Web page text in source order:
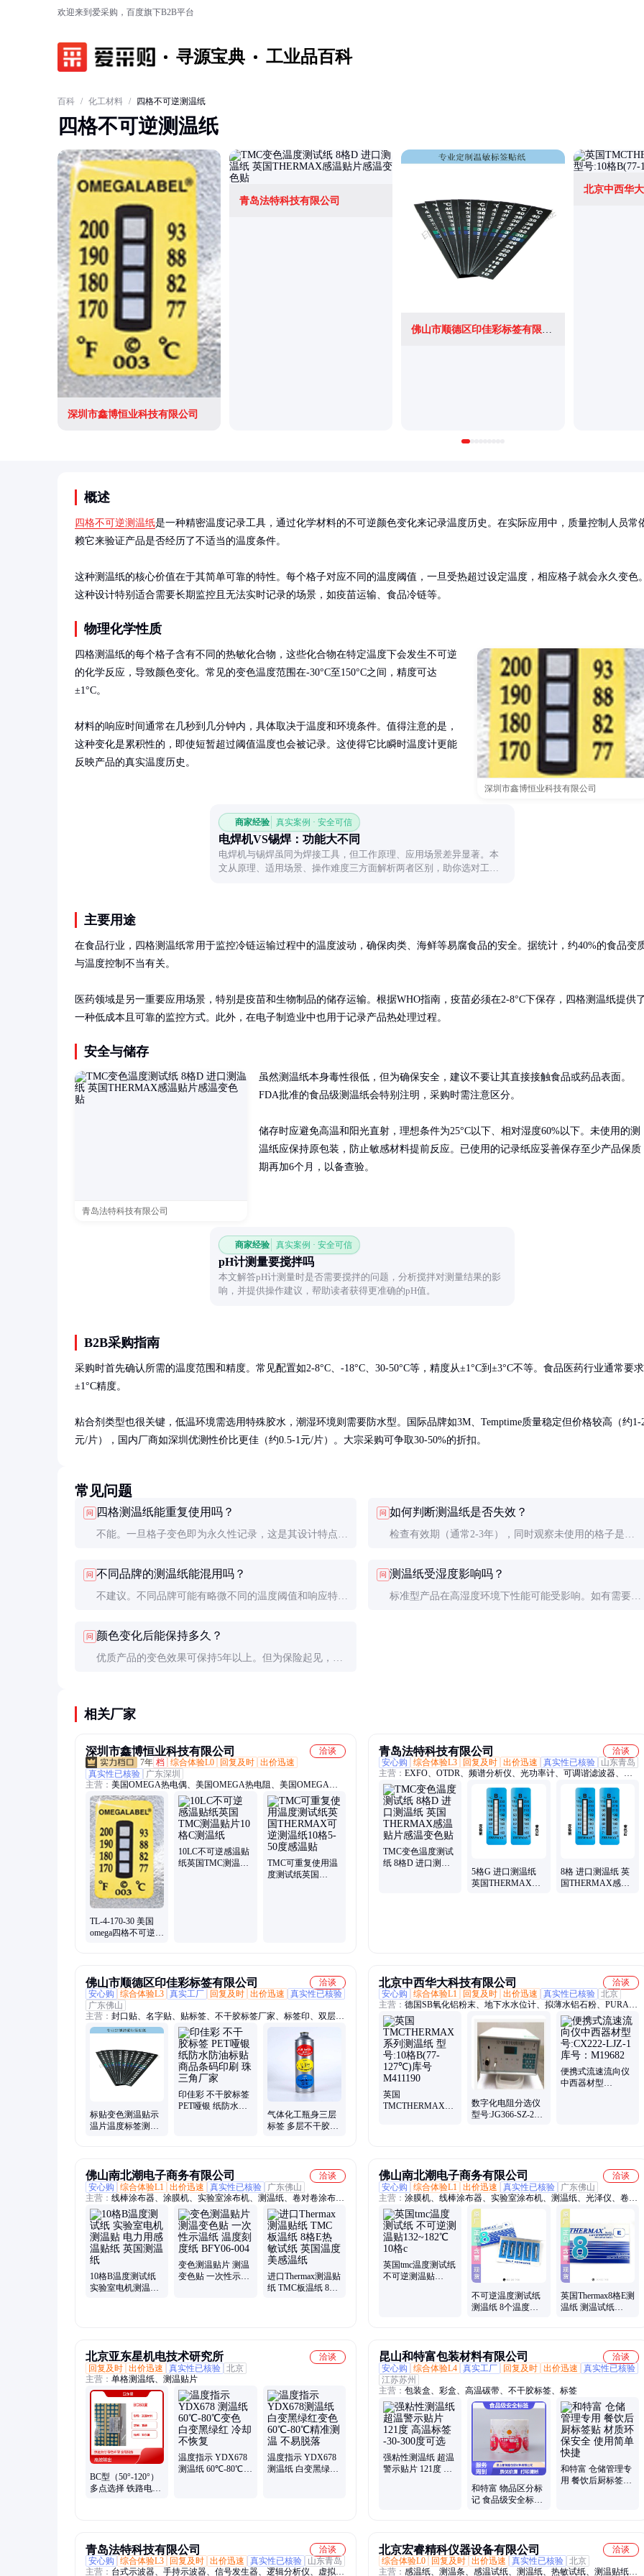
欢迎来到爱采购，百度旗下B2B平台
寻源宝典 工业品百科
百科 / 化工材料 / 四格不可逆测温纸
四格不可逆测温纸
深圳市鑫博恒业科技有限公司
青岛法特科技有限公司
佛山市顺德区印佳彩标签有限公司
北京中西华
概述
四格不可逆测温纸是一种精密温度记录工具，通过化学材料的不可逆颜色变化来记录温度历史。在实际应用中，质量控制人员常
赖它来验证产品是否经历了不适当的温度条件。
这种测温纸的核心价值在于其简单可靠的特性。每个格子对应不同的温度阈值，一旦受热超过设定温度，相应格子就会永久变色
这种设计特别适合需要长期监控且无法实时记录的场景，如疫苗运输、食品冷链等。
物理化学性质
深圳市鑫博恒业科技有限公司
四格测温纸的每个格子含有不同的热敏化合物，这些化合物在特定温度下会发生不可逆
的化学反应，导致颜色变化。常见的变色温度范围在-30°C至150°C之间，精度可达
±1°C。
材料的响应时间通常在几秒到几分钟内，具体取决于温度和环境条件。值得注意的是，
这种变化是累积性的，即使短暂超过阈值温度也会被记录。这使得它比瞬时温度计更能
反映产品的真实温度历史。
商家经验 真实案例 · 安全可信
电焊机VS锡焊：功能大不同
电焊机与锡焊虽同为焊接工具，但工作原理、应用场景差异显著。本
文从原理、适用场景、操作难度三方面解析两者区别，助你选对工
主要用途
在食品行业，四格测温纸常用于监控冷链运输过程中的温度波动，确保肉类、海鲜等易腐食品的安全。据统计，约40%的食品变
与温度控制不当有关。
医药领域是另一重要应用场景，特别是疫苗和生物制品的储存运输。根据WHO指南，疫苗必须在2-8°C下保存，四格测温纸提供
一种低成本且可靠的监控方式。此外，在电子制造业中也用于记录产品热处理过程。
安全与储存
青岛法特科技有限公司
虽然测温纸本身毒性很低，但为确保安全，建议不要让其直接接触食品或药品表面。
FDA批准的食品级测温纸会特别注明，采购时需注意区分。
储存时应避免高温和阳光直射，理想条件为25°C以下、相对湿度60%以下。未使用的测
温纸应保持原包装，防止敏感材料提前反应。已使用的记录纸应妥善保存至少产品保质
期再加6个月，以备查验。
商家经验 真实案例 · 安全可信
pH计测量要搅拌吗
本文解答pH计测量时是否需要搅拌的问题，分析搅拌对测量结果的影
响，并提供操作建议，帮助读者获得更准确的pH值。
B2B采购指南
采购时首先确认所需的温度范围和精度。常见配置如2-8°C、-18°C、30-50°C等，精度从±1°C到±3°C不等。食品医药行业通常要求
±1°C精度。
粘合剂类型也很关键，低温环境需选用特殊胶水，潮湿环境则需要防水型。国际品牌如3M、Temptime质量稳定但价格较高（约1-
元/片），国内厂商如深圳优测性价比更佳（约0.5-1元/片）。大宗采购可争取30-50%的折扣。
常见问题
问 四格测温纸能重复使用吗？
不能。一旦格子变色即为永久性记录，这是其设计特点。
器。
问 如何判断测温纸是否失效？
检查有效期（通常2-3年），同时观察未使用的格子是否
或误报。
问 不同品牌的测温纸能混用吗？
不建议。不同品牌可能有略微不同的温度阈值和响应特
产品。
问 测温纸受湿度影响吗？
标准型产品在高湿度环境下性能可能受影响。如有需要可
问 颜色变化后能保持多久？
优质产品的变色效果可保持5年以上。但为保险起见，重
相关厂家
深圳市鑫博恒业科技有限公司
洽谈
7年 档 综合体验L0 回复及时 出价迅速
真实性已核验
广东深圳
主营： 美国OMEGA热电偶、美国OMEGA热电阻、美国OMEGA测
温线、英国THERMAX测温纸、英国TMC测温纸、美国OMEGA热电
偶连接器、日本RKC热电偶、日本安立热电偶、美国OMEGA压力
计、美国OMEGA压力传感器、美国OMEGA称重传感器、美国
OMEGA流量计、美国OMEGA温度计、美国OMEGA记录仪
TL-4-170-30 美国
omega四格不可逆测
10LC不可逆感温贴
纸英国TMC测温贴
TMC可重复使用温
度测试纸英国
青岛法特科技有限公司
洽谈
安心购
综合体验L3 回复及时 出价迅速 真实性已核验
山东青岛
主营： EXFO、OTDR、频谱分析仪、光功率计、可调谐滤波器、可
调谐激光器、宽带光源、色散测试仪、以太网测试仪、光纤熔接机、
误码率分析仪、光开关、光可变衰减器、光损耗测试仪、雷达测速
仪、光谱分析仪
TMC变色温度测试
纸 8格D 进口测温
5格G 进口测温纸
英国THERMAX感
8格 进口测温纸 英
国THERMAX感温
佛山市顺德区印佳彩标签有限公司
洽谈
安心购
综合体验L3 真实工厂 回复及时 出价迅速
真实性已核验
广东佛山
主营： 封口贴、名字贴、贴标签、不干胶标签厂家、标签印、双层标
签、线缆标签、奶粉贴纸、包装贴纸、揭膜标签、食品标签、防伪贴
纸、铝箔标签、封口标签、多层贴纸、烫金标签、叠层标签
标贴变色测温贴示
温片温度标签测温
印佳彩 不干胶标签
PET哑银 纸防水防
气体化工瓶身三层
标签 多层不干胶贴
北京中西华大科技有限公司
洽谈
安心购
综合体验L1 回复及时 出价迅速 真实性已核验 北京
主营： 德国SB氧化铝粉末、地下水水位计、拟薄水铝石粉、PURAL
SB、DIver水位计、牙膏硬度计、直读式海流计、番茄粘度计、计算
机组成实验箱、马尔文QAS4001、马尔文、磁感应通球指示器、浮球
开关、sb粉、小鼠转棒疲劳仪、铁细菌测试瓶、气动式取样器、晶闸
管测试仪、便携式亚铁测定仪、运动粘度测定仪、CRM3400、30KV
工业暖风机、CRM3210、CRM3150
英国
TMCTHERMAX系
数字化电阻分选仪
型号:JG366-SZ-20B
便携式流速流向仪
中西器材型
佛山南北潮电子商务有限公司
洽谈
安心购
综合体验L1 出价迅速 真实性已核验
广东佛山
主营： 线棒涂布器、涂膜机、实验室涂布机、测温纸、卷对卷涂布
机、恒温恒湿试验箱、冷热冲击试验箱、高低温试验箱、拉力试验
机、旋涂仪、匀胶机、表面张力仪、湿膜制备器、旋转粘度计、涂层
测厚仪、烘箱、水质检测仪、电子天平、搅拌机、分散机、光泽度
仪、涂层附着力仪、超声波测厚仪、磁力搅拌器、水分测定仪
10格B温度测试纸
实验室电机测温贴
变色测温贴片 测温
变色贴 一次性示温
进口Thermax测温贴
纸 TMC板温纸 8格
佛山南北潮电子商务有限公司
洽谈
安心购
综合体验L1 出价迅速 真实性已核验
广东佛山
主营： 涂膜机、线棒涂布器、实验室涂布机、测温纸、光泽仪、卷对
卷涂布机、旋转粘度计、恒温恒湿试验箱、冷热冲击试验箱、分散
机、高低温试验箱、拉力试验机、旋涂仪、匀胶机、涂层测厚仪、湿
膜制备器、烘箱、pH计、搅拌机、水分测定仪、电子天平、表面张
力仪、涂层附着力仪、超声波测厚仪、磁力搅拌器
英国tmc温度测试纸
不可逆测温贴
不可逆温度测试纸
测温纸 8个温度点
英国Thermax8格E测
温纸 测温试纸
北京亚东星机电技术研究所
洽谈
回复及时 出价迅速 真实性已核验 北京
主营： 单格测温纸、测温贴片
BC型（50°-120°）
多点选择 铁路电力
温度指示 YDX678
测温纸 60℃-80℃变
温度指示 YDX678
测温纸 白变黑绿红
昆山和特富包装材料有限公司
洽谈
安心购
综合体验L4 真实工厂 回复及时 出价迅速
真实性已核验
江苏苏州
主营： 包装盒、彩盒、高温碳带、不干胶标签、标签
强粘性测温纸 超温
警示贴片 121度 高
和特富 物品区分标
记 食品级安全标签
和特富 仓储管理专
用 餐饮后厨标签贴
青岛法特科技有限公司
洽谈
安心购
综合体验L3 回复及时 出价迅速 真实性已核验
山东青岛
主营： 台式示波器、手持示波器、信号发生器、逻辑分析仪、虚拟示
北京宏睿精科仪器设备有限公司
洽谈
综合体验L0
回复及时 出价迅速 真实性已核验 北京
主营： 感温纸、测温条、感温试纸、测温纸、热敏试纸、测温贴纸、